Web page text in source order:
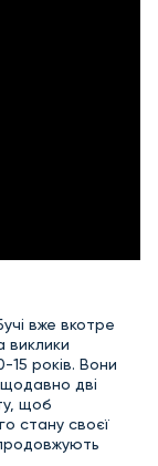
вже вкотре
виклики
15 років. Вони
дві
щоб
стану своєї